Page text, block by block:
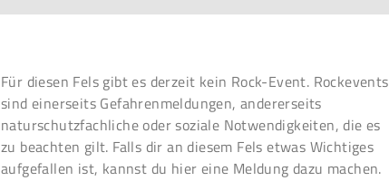
Für diesen Fels gibt es derzeit kein Rock-Event. Rockevents
sind einerseits Gefahrenmeldungen, andererseits
naturschutzfachliche oder soziale Notwendigkeiten, die es
zu beachten gilt. Falls dir an diesem Fels etwas Wichtiges
aufgefallen ist, kannst du hier eine Meldung dazu machen.